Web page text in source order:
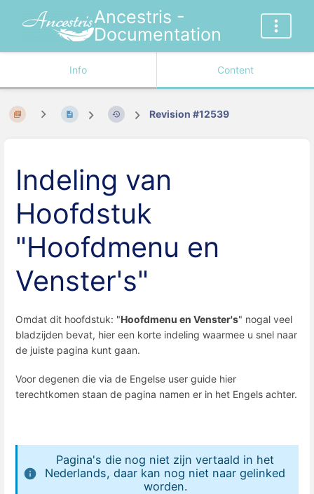
Ancestris -
Documentation
Info Content
Revision #12539
Indeling van
Hoofdstuk
"Hoofdmenu en
Venster's"
Omdat dit hoofdstuk: "Hoofdmenu en Venster's" nogal veel
bladzijden bevat, hier een korte indeling waarmee u snel naar
de juiste pagina kunt gaan.
Voor degenen die via de Engelse user guide hier
terechtkomen staan de pagina namen er in het Engels achter.
Pagina's die nog niet zijn vertaald in het
Nederlands, daar kan nog niet naar gelinked
worden.